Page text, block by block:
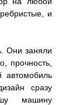
и
Они заняли
прочность,
автомобиль
сразу
машину